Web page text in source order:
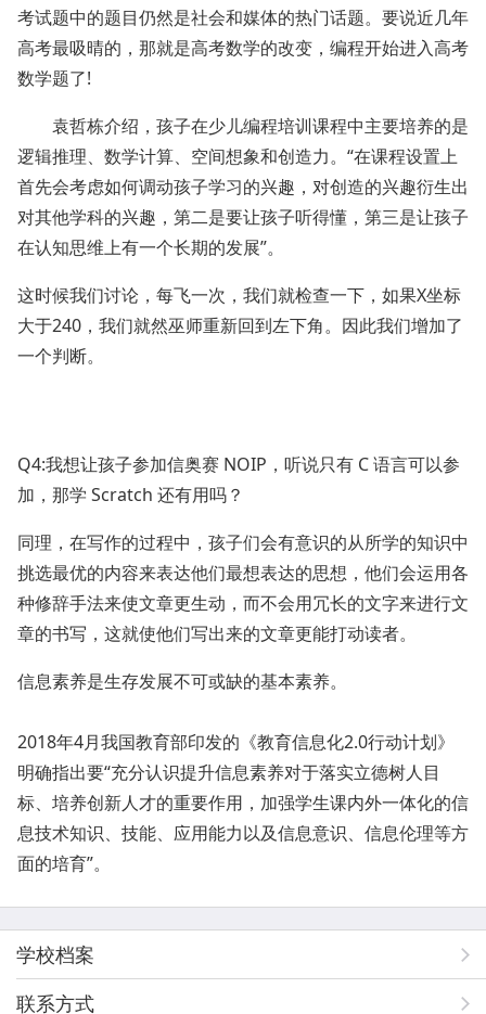
考试题中的题目仍然是社会和媒体的热门话题。要说近几年
高考最吸晴的，那就是高考数学的改变，编程开始进入高考
数学题了!
袁哲栋介绍，孩子在少儿编程培训课程中主要培养的是
逻辑推理、数学计算、空间想象和创造力。“在课程设置上
首先会考虑如何调动孩子学习的兴趣，对创造的兴趣衍生出
对其他学科的兴趣，第二是要让孩子听得懂，第三是让孩子
在认知思维上有一个长期的发展”。
这时候我们讨论，每飞一次，我们就检查一下，如果X坐标
大于240，我们就然巫师重新回到左下角。因此我们增加了
一个判断。
Q4:我想让孩子参加信奥赛 NOIP，听说只有 C 语言可以参
加，那学 Scratch 还有用吗？
同理，在写作的过程中，孩子们会有意识的从所学的知识中
挑选最优的内容来表达他们最想表达的思想，他们会运用各
种修辞手法来使文章更生动，而不会用冗长的文字来进行文
章的书写，这就使他们写出来的文章更能打动读者。
信息素养是生存发展不可或缺的基本素养。
2018年4月我国教育部印发的《教育信息化2.0行动计划》
明确指出要“充分认识提升信息素养对于落实立德树人目
标、培养创新人才的重要作用，加强学生课内外一体化的信
息技术知识、技能、应用能力以及信息意识、信息伦理等方
面的培育”。
学校档案
联系方式